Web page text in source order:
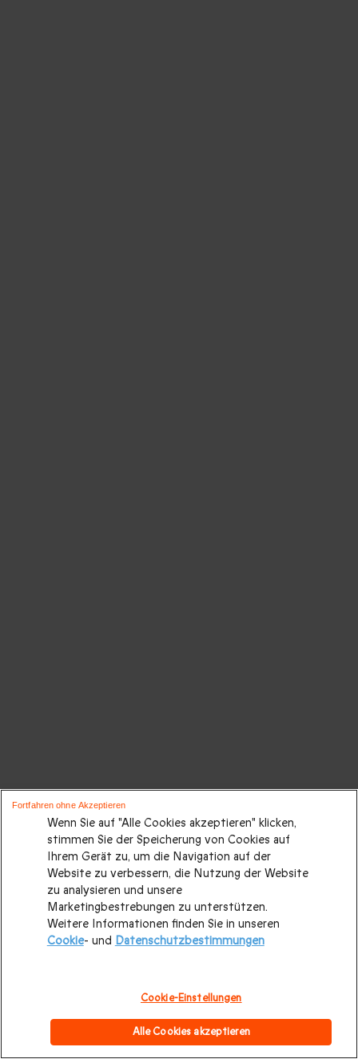
Wenn Sie auf "Alle Cookies akzeptieren" klicken,
stimmen Sie der Speicherung von Cookies auf
Ihrem Gerät zu, um die Navigation auf der
Website zu verbessern, die Nutzung der Website
zu analysieren und unsere
Marketingbestrebungen zu unterstützen.
Weitere Informationen finden Sie in unseren
Cookie- und Datenschutzbestimmungen
Cookie-Einstellungen
Alle Cookies akzeptieren
Fortfahren ohne Akzeptieren